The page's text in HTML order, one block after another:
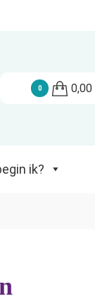
0 0,00
ik?